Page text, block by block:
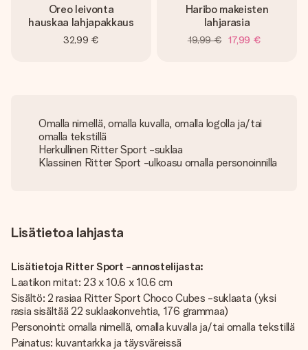
Oreo leivonta
hauskaa lahjapakkaus
32,99 €
Haribo makeisten
lahjarasia
19,99 € 17,99 €
Omalla nimellä, omalla kuvalla, omalla logolla ja/tai
omalla tekstillä
Herkullinen Ritter Sport -suklaa
Klassinen Ritter Sport -ulkoasu omalla personoinnilla
Lisätietoa lahjasta
Lisätietoja Ritter Sport -annostelijasta:
Laatikon mitat: 23 x 10.6 x 10.6 cm
Sisältö: 2 rasiaa Ritter Sport Choco Cubes -suklaata (yksi
rasia sisältää 22 suklaakonvehtia, 176 grammaa)
Personointi: omalla nimellä, omalla kuvalla ja/tai omalla tekstillä
Painatus: kuvantarkka ja täysväreissä